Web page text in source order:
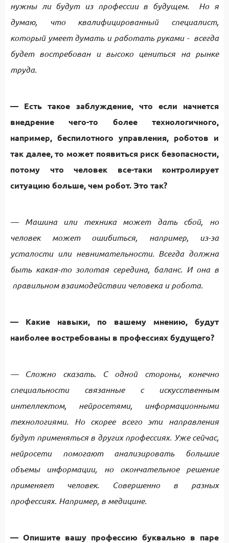
нужны ли будут из профессии в будущем. Но я
думаю, что квалифицированный специалист,
который умеет думать и работать руками - всегда
будет востребован и высоко цениться на рынке
труда.
— Есть такое заблуждение, что если начнется
внедрение чего-то более технологичного,
например, беспилотного управления, роботов и
так далее, то может появиться риск безопасности,
потому что человек все-таки контролирует
ситуацию больше, чем робот. Это так?
— Машина или техника может дать сбой, но
человек может ошибиться, например, из-за
усталости или невнимательности. Всегда должна
быть какая-то золотая середина, баланс. И она в
правильном взаимодействии человека и робота.
— Какие навыки, по вашему мнению, будут
наиболее востребованы в профессиях будущего?
— Сложно сказать. С одной стороны, конечно
специальности связанные с искусственным
интеллектом, нейросетями, информационными
технологиями. Но скорее всего эти направления
будут применяться в других профессиях. Уже сейчас,
нейросети помогают анализировать большие
объемы информации, но окончательное решение
применяет человек. Совершенно в разных
профессиях. Например, в медицине.
— Опишите вашу профессию буквально в паре